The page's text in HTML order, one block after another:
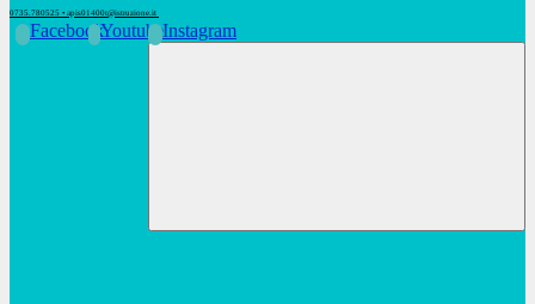
0735.780525 • apis01400t@istruzione.it
FacebookYoutubeInstagram